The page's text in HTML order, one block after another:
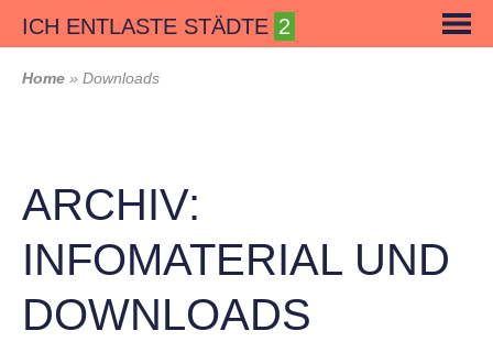
ICH ENTLASTE STÄDTE
Home » Downloads
ARCHIV:
INFOMATERIAL UND
DOWNLOADS